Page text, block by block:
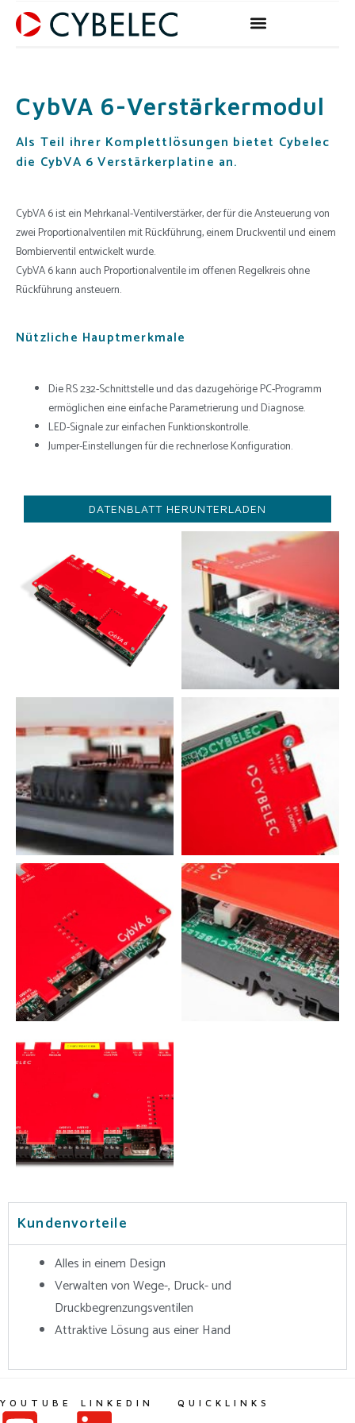
Inhalt
CybVA 6-Verstärkermodul
Als Teil ihrer Komplettlösungen bietet Cybelec
die CybVA 6 Verstärkerplatine an.
CybVA 6 ist ein Mehrkanal-Ventilverstärker, der für die Ansteuerung von
zwei Proportionalventilen mit Rückführung, einem Druckventil und einem
Bombierventil entwickelt wurde.
CybVA 6 kann auch Proportionalventile im offenen Regelkreis ohne
Rückführung ansteuern.
Nützliche Hauptmerkmale
Die RS 232-Schnittstelle und das dazugehörige PC-Programm
ermöglichen eine einfache Parametrierung und Diagnose.
LED-Signale zur einfachen Funktionskontrolle.
Jumper-Einstellungen für die rechnerlose Konfiguration.
DATENBLATT HERUNTERLADEN
Kundenvorteile
Alles in einem Design
Verwalten von Wege-, Druck- und
Druckbegrenzungsventilen
Attraktive Lösung aus einer Hand
QUICKLINKS
YOUTUBE LINKEDIN